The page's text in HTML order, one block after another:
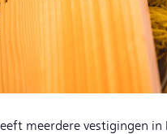
meerdere vestigingen in